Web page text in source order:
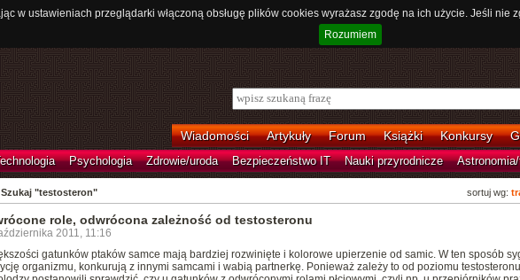
w ustawieniach przeglądarki włączoną obsługę plików cookies wyrażasz zgodę na ich użycie. Jeśli
Rozumiem
Wiadomości Artykuły Forum Książki Konkursy
Psychologia Zdrowie/uroda Bezpieczeństwo IT Nauki przyrodnicze
sortuj wg:
Szukaj "testosteron"
role, odwrócona zależność od testosteronu
2011, 11:16
gatunków ptaków samce mają bardziej rozwinięte i kolorowe upierzenie od samic. W ten sposób
organizmu, konkurują z innymi samcami i wabią partnerkę. Ponieważ zależy to od poziomu